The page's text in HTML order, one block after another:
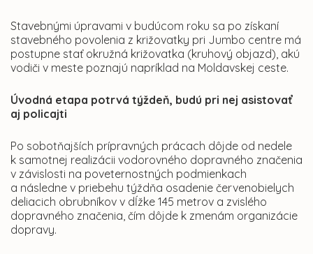
Stavebnými úpravami v budúcom roku sa po získaní
stavebného povolenia z križovatky pri Jumbo centre má
postupne stať okružná križovatka (kruhový objazd), akú
vodiči v meste poznajú napríklad na Moldavskej ceste.
Úvodná etapa potrvá týždeň, budú pri nej asistovať
aj policajti
Po sobotňajších prípravných prácach dôjde od nedele
k samotnej realizácii vodorovného dopravného značenia
v závislosti na poveternostných podmienkach
a následne v priebehu týždňa osadenie červenobielych
deliacich obrubníkov v dĺžke 145 metrov a zvislého
dopravného značenia, čím dôjde k zmenám organizácie
dopravy.